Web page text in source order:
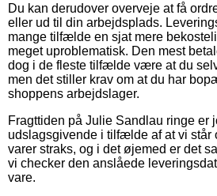
Du kan derudover overveje at få
eller ud til din arbejdsplads.
mange tilfælde en sjat mere
meget uproblematisk. Den mest
dog i de fleste tilfælde være at du
men det stiller krav om at du har
shoppens arbejdslager.
Fragttiden på Julie Sandlau ringe er
udslagsgivende i tilfælde af at vi står
varer straks, og i det øjemed er det
vi checker den anslåede
vare.